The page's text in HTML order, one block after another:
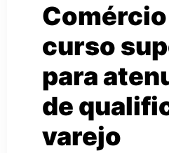
curso
para
de
varejo